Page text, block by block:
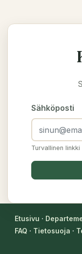
Sähköposti
Turvallinen linkki
Etusivu ·
FAQ · Tietosuoja ·